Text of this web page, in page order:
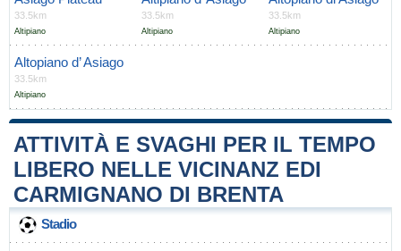
33.5km
Altipiano
33.5km
Altipiano
33.5km
Altipiano
Altopiano d’ Asiago
33.5km
Altipiano
ATTIVITÀ E SVAGHI PER IL TEMPO
LIBERO NELLE VICINANZ EDI
CARMIGNANO DI BRENTA
Stadio